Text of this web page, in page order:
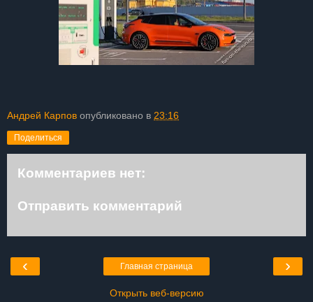
Андрей Карпов опубликовано в 23:16
Поделиться
Комментариев нет:
Отправить комментарий
‹ ›
Главная страница
Открыть веб-версию